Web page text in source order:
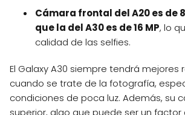
Cámara frontal del A20 es de
que la del A30 es de 16 MP, lo
calidad de las selfies.
El Galaxy A30 siempre tendrá mejores
cuando se trate de la fotografía,
condiciones de poca luz. Además, su
superior, algo que puede ser un